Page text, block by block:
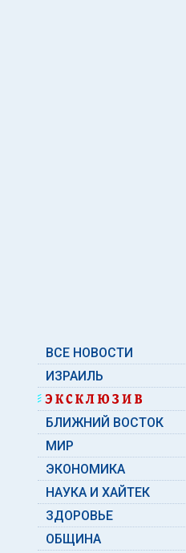
ВСЕ НОВОСТИ
ИЗРАИЛЬ
БЛИЖНИЙ ВОСТОК
МИР
ЭКОНОМИКА
НАУКА И ХАЙТЕК
ЗДОРОВЬЕ
ОБЩИНА